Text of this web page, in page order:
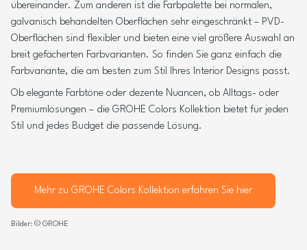
übereinander. Zum anderen ist die Farbpalette bei normalen,
galvanisch behandelten Oberflächen sehr eingeschränkt – PVD-
Oberflächen sind flexibler und bieten eine viel größere Auswahl an
breit gefächerten Farbvarianten. So finden Sie ganz einfach die
Farbvariante, die am besten zum Stil Ihres Interior Designs passt.
Ob elegante Farbtöne oder dezente Nuancen, ob Alltags- oder
Premiumlösungen – die GROHE Colors Kollektion bietet für jeden
Stil und jedes Budget die passende Lösung.
Mehr zu GROHE Colors Kollektion erfahren Sie hier
Bilder: © GROHE